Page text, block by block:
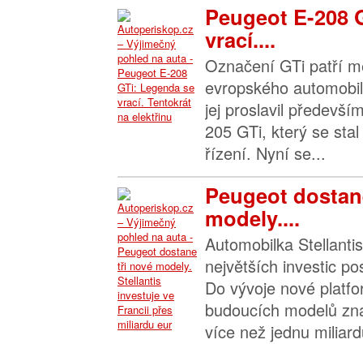
Peugeot E-208
vrací....
Označení GTi patří
evropského
jej proslavil
205 GTi, který se
řízení. Nyní se...
Peugeot
modely....
Automobilka
největších investic
Do vývoje nové
budoucích modelů
více než jednu